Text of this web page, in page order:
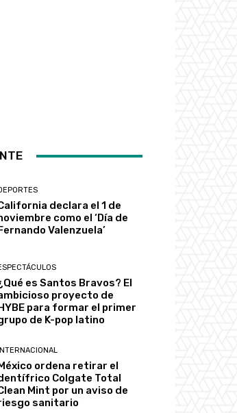
declara el 1 de
como el ‘Día de
Fernando Valenzuela’
es Santos Bravos? El
proyecto de
para formar el primer
de K-pop latino
ordena retirar el
Colgate Total
Mint por un aviso de
sanitario